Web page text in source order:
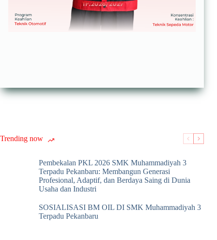
Trending now
Pembekalan PKL 2026 SMK Muhammadiyah 3
Terpadu Pekanbaru: Membangun Generasi
Profesional, Adaptif, dan Berdaya Saing di Dunia
Usaha dan Industri
SOSIALISASI BM OIL DI SMK Muhammadiyah 3
Terpadu Pekanbaru